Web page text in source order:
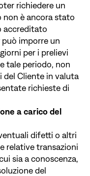
richiedere un
non è ancora stato
accreditato
imporre un
per i prelievi
tale periodo, non
del Cliente in valuta
richieste di
a carico del
difetti o altri
relative transazioni
sia a conoscenza,
del